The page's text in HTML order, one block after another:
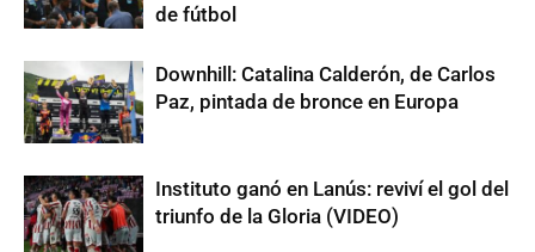
de fútbol
Downhill: Catalina Calderón, de Carlos
Paz, pintada de bronce en Europa
Instituto ganó en Lanús: reviví el gol del
triunfo de la Gloria (VIDEO)